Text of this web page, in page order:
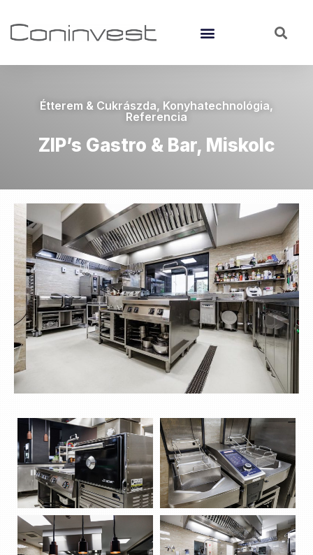
Étterem & Cukrászda, Konyhatechnológia,
Referencia
ZIP’s Gastro & Bar, Miskolc